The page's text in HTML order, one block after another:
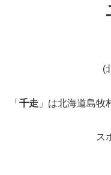
(
「 千走 」は北海道島牧
ス